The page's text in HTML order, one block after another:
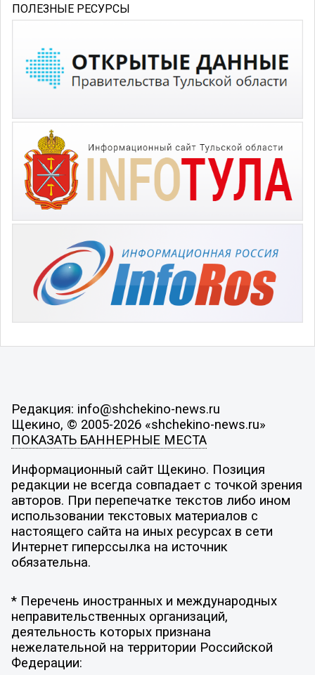
ПОЛЕЗНЫЕ РЕСУРСЫ
Редакция: info@shchekino-news.ru
Щекино, © 2005-2026 «shchekino-news.ru»
ПОКАЗАТЬ БАННЕРНЫЕ МЕСТА
Информационный сайт Щекино. Позиция
редакции не всегда совпадает с точкой зрения
авторов. При перепечатке текстов либо ином
использовании текстовых материалов с
настоящего сайта на иных ресурсах в сети
Интернет гиперссылка на источник
обязательна.
* Перечень иностранных и международных
неправительственных организаций,
деятельность которых признана
нежелательной на территории Российской
Федерации: